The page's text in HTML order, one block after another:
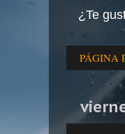
¿Te
PÁGINA